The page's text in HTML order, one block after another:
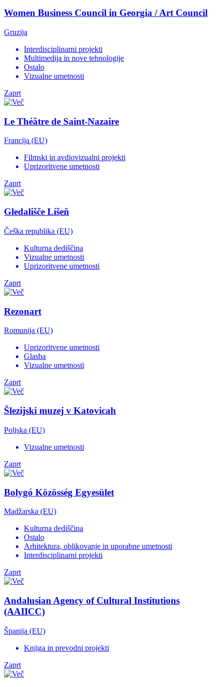
Women Business Council in Georgia / Art Council
Gruzija
Interdisciplinarni projekti
Multimedija in nove tehnologije
Ostalo
Vizualne umetnosti
Zaprt
Le Théâtre de Saint-Nazaire
Francija (EU)
Filmski in avdiovizualni projekti
Uprizoritvene umetnosti
Zaprt
Gledališče Líšeň
Češka republika (EU)
Kulturna dediščina
Vizualne umetnosti
Uprizoritvene umetnosti
Zaprt
Rezonart
Romunija (EU)
Uprizoritvene umetnosti
Glasba
Vizualne umetnosti
Zaprt
Šlezijski muzej v Katovicah
Poljska (EU)
Vizualne umetnosti
Zaprt
Bolygó Közösség Egyesület
Madžarska (EU)
Kulturna dediščina
Ostalo
Arhitektura, oblikovanje in uporabne umetnosti
Interdisciplinarni projekti
Zaprt
Andalusian Agency of Cultural Institutions
(AAIICC)
Španija (EU)
Knjiga in prevodni projekti
Zaprt